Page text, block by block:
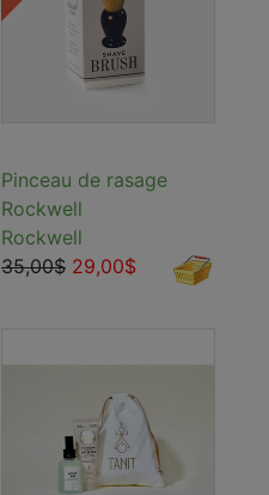
Pinceau de rasage
Rockwell
Rockwell
35,00$ 29,00$